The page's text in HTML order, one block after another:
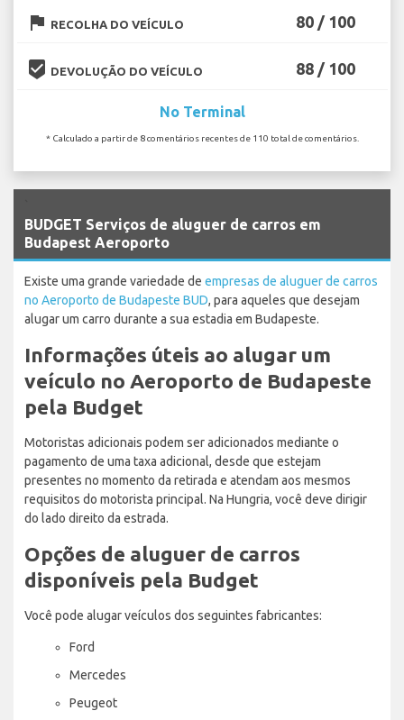
flag RECOLHA DO VEÍCULO 80 / 100
beenhere DEVOLUÇÃO DO VEÍCULO 88 / 100
No Terminal
* Calculado a partir de 8 comentários recentes de 110 total de comentários.
BUDGET Serviços de aluguer de carros em
Budapest Aeroporto
Existe uma grande variedade de empresas de aluguer de carros
no Aeroporto de Budapeste BUD, para aqueles que desejam
alugar um carro durante a sua estadia em Budapeste.
Informações úteis ao alugar um
veículo no Aeroporto de Budapeste
pela Budget
Motoristas adicionais podem ser adicionados mediante o
pagamento de uma taxa adicional, desde que estejam
presentes no momento da retirada e atendam aos mesmos
requisitos do motorista principal. Na Hungria, você deve dirigir
do lado direito da estrada.
Opções de aluguer de carros
disponíveis pela Budget
Você pode alugar veículos dos seguintes fabricantes:
Ford
Mercedes
Peugeot